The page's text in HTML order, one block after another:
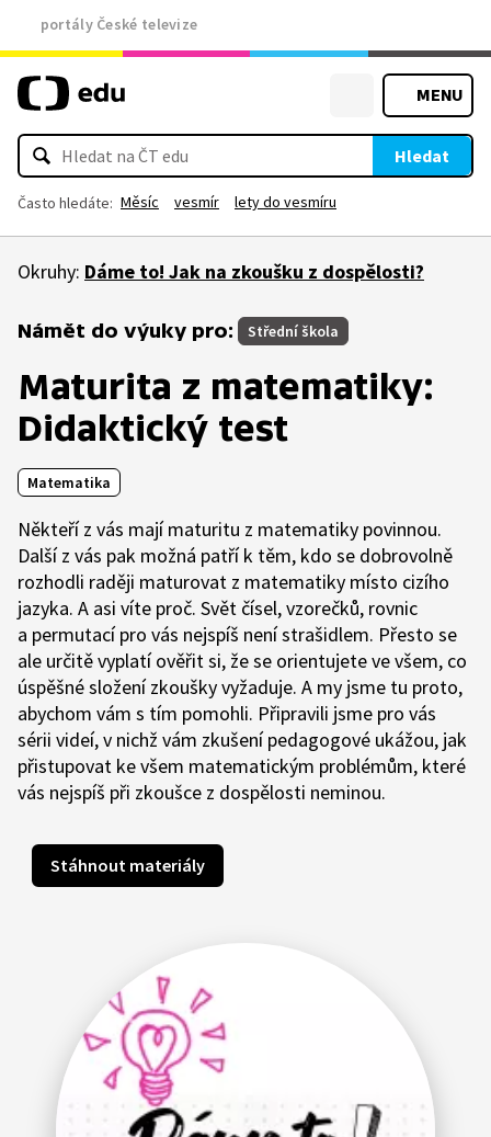
portály České televize
MENU
Hledat
Často hledáte: Měsíc vesmír lety do vesmíru
Okruhy: Dáme to! Jak na zkoušku z dospělosti?
Námět do výuky pro: Střední škola
Maturita z matematiky:
Didaktický test
Matematika
Někteří z vás mají maturitu z matematiky povinnou.
Další z vás pak možná patří k těm, kdo se dobrovolně
rozhodli raději maturovat z matematiky místo cizího
jazyka. A asi víte proč. Svět čísel, vzorečků, rovnic
a permutací pro vás nejspíš není strašidlem. Přesto se
ale určitě vyplatí ověřit si, že se orientujete ve všem, co
úspěšné složení zkoušky vyžaduje. A my jsme tu proto,
abychom vám s tím pomohli. Připravili jsme pro vás
sérii videí, v nichž vám zkušení pedagogové ukážou, jak
přistupovat ke všem matematickým problémům, které
vás nejspíš při zkoušce z dospělosti neminou.
Stáhnout materiály